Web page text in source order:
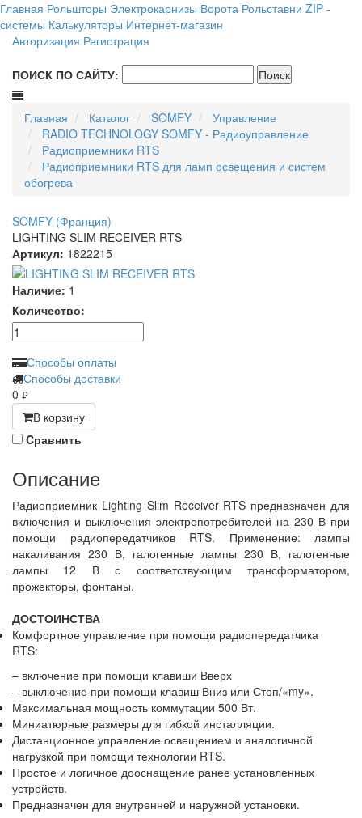
Главная Рольшторы Электрокарнизы Ворота Рольставни ZIP -
системы Калькуляторы Интернет-магазин
Авторизация Регистрация
ПОИСК ПО САЙТУ:
Главная Каталог SOMFY
Управление
RADIO TECHNOLOGY SOMFY - Радиоуправление
Радиоприемники RTS
Радиоприемники RTS для ламп освещения и систем
обогрева
SOMFY (Франция)
LIGHTING SLIM RECEIVER RTS
Артикул: 1822215
Наличие: 1
Количество:
Способы оплаты
Способы доставки
0 руб.
В корзину
Cравнить
Описание
Радиоприемник Lighting Slim Receiver RTS предназначен для
включения и выключения электропотребителей на 230 В при
помощи радиопередатчиков RTS. Применение: лампы
накаливания 230 В, галогенные лампы 230 В, галогенные
лампы 12 В с соответствующим трансформатором,
прожекторы, фонтаны.
ДОСТОИНСТВА
Комфортное управление при помощи радиопередатчика
RTS:
– включение при помощи клавиши Вверх
– выключение при помощи клавиш Вниз или Стоп/«my».
Максимальная мощность коммутации 500 Вт.
Миниатюрные размеры для гибкой инсталляции.
Дистанционное управление освещением и аналогичной
нагрузкой при помощи технологии RTS.
Простое и логичное дооснащение ранее установленных
устройств.
Предназначен для внутренней и наружной установки.